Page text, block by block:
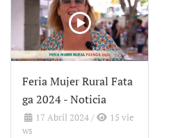
Feria Mujer Rural Fata
ga 2024 - Noticia
17 Abril 2024/
15 vie
ws